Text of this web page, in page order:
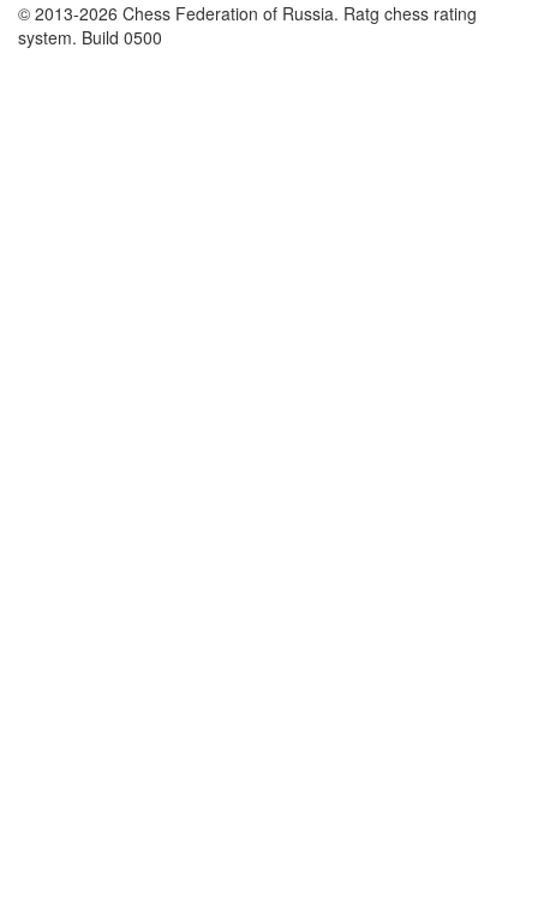
© 2013-2026 Chess Federation of Russia. Ratg chess rating
system. Build 0500